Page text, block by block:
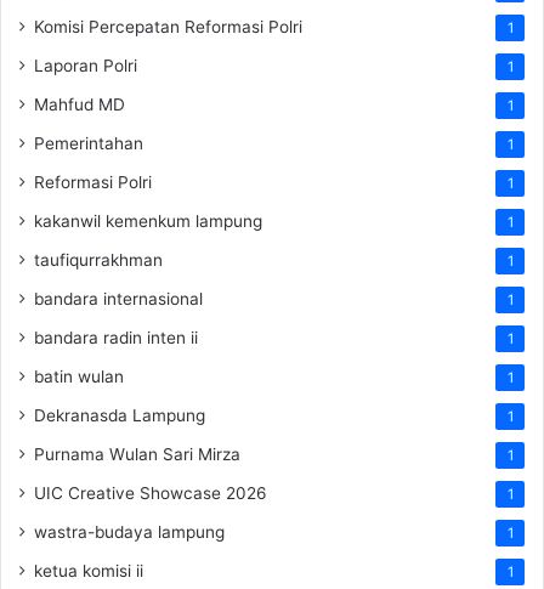
Komisi Percepatan Reformasi Polri 1
Laporan Polri 1
Mahfud MD 1
Pemerintahan 1
Reformasi Polri 1
kakanwil kemenkum lampung 1
taufiqurrakhman 1
bandara internasional 1
bandara radin inten ii 1
batin wulan 1
Dekranasda Lampung 1
Purnama Wulan Sari Mirza 1
UIC Creative Showcase 2026 1
wastra-budaya lampung 1
ketua komisi ii 1